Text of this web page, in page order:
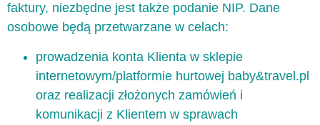
faktury, niezbędne jest także podanie NIP. Dane
osobowe będą przetwarzane w celach:
prowadzenia konta Klienta w sklepie
internetowym/platformie hurtowej baby&travel.pl
oraz realizacji złożonych zamówień i
komunikacji z Klientem w sprawach